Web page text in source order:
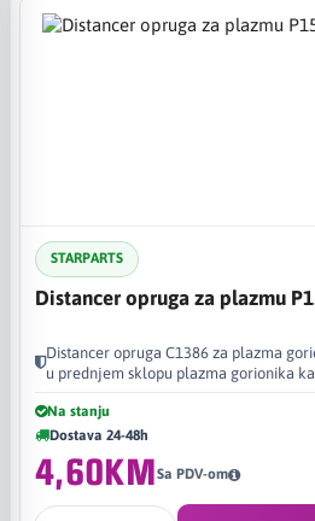
STARPARTS
Distancer opruga za plazmu
Distancer opruga C1386 za plazma
u prednjem sklopu plazma gorionika
Na stanju
Dostava 24-48h
4,60KMSa PDV-om